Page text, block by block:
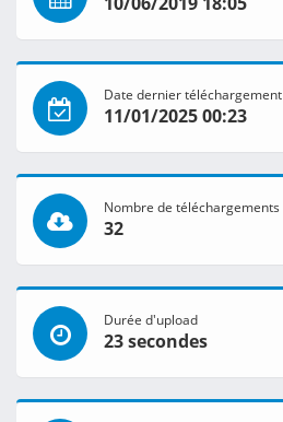
Date dernier téléchargement
11/01/2025 00:23
Nombre de téléchargements
32
Durée d'upload
23 secondes